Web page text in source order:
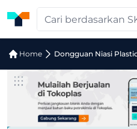
Home Dongguan Niasi
Pencarian Produk